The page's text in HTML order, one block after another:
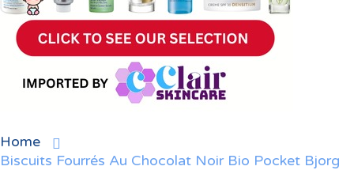
Home
Biscuits Fourrés Au Chocolat Noir Bio Pocket Bjorg